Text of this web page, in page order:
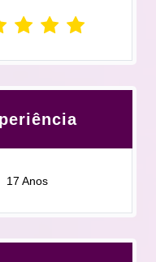
17 Anos